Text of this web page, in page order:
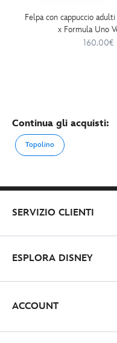
Felpa con cappuccio
x Formula Uno
160.00€
Continua gli acquisti:
Topolino
SERVIZIO CLIENTI
ESPLORA DISNEY
ACCOUNT